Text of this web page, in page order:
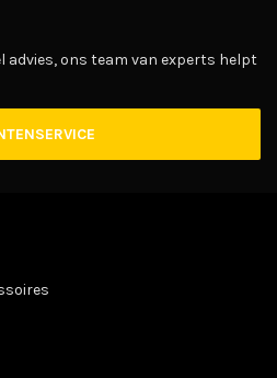
advies, ons team van experts helpt